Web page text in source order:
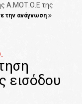
Α.ΜΟΤ.Ο.Ε της
την ανάγνωση
εισόδου